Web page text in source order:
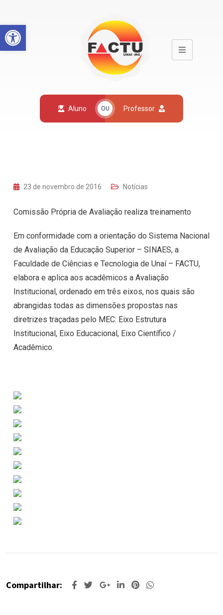
Open toolbar
Aluno OU Professor
23 de novembro de 2016 Notícias
Comissão Própria de Avaliação realiza treinamento
Em conformidade com a orientação do Sistema Nacional
de Avaliação da Educação Superior – SINAES, a
Faculdade de Ciências e Tecnologia de Unaí – FACTU,
elabora e aplica aos acadêmicos a Avaliação
Institucional, ordenado em três eixos, nos quais são
abrangidas todas as dimensões propostas nas
diretrizes traçadas pelo MEC: Eixo Estrutura
Institucional, Eixo Educacional, Eixo Científico /
Acadêmico.
Compartilhar: